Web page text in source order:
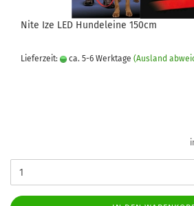
Nite Ize LED Hundeleine 150cm
Lieferzeit: ca. 5-6 Werktage (Ausland